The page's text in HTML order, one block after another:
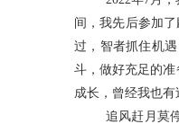
间，我先后参加
过，智者抓住机
斗，做好充足的
成长，曾经我也有
追风赶月莫